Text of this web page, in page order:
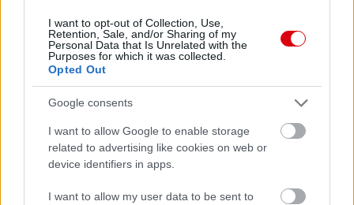
I want to opt-out of Collection, Use,
Retention, Sale, and/or Sharing of my
Personal Data that Is Unrelated with the
Purposes for which it was collected.
Opted Out
Google consents
I want to allow Google to enable storage
related to advertising like cookies on web or
device identifiers in apps.
I want to allow my user data to be sent to
Támogatás
a ManUtdFanatics.hu működését!